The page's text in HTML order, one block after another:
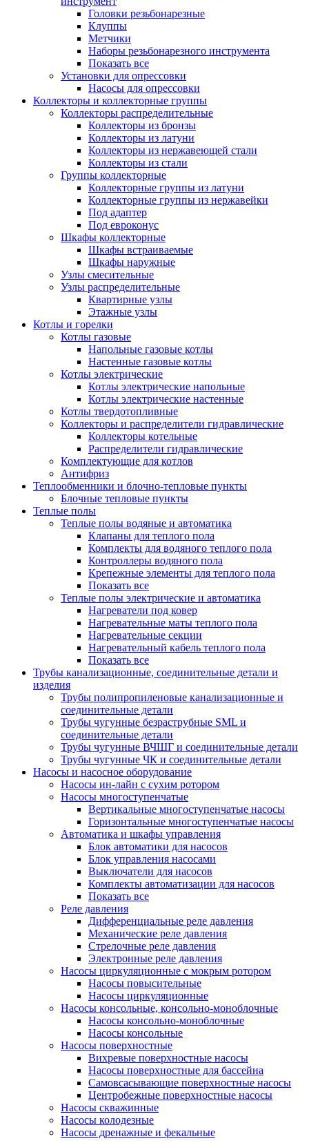
Головки резьбонарезные
Клуппы
Метчики
Наборы резьбонарезного инструмента
Показать все
Установки для опрессовки
Насосы для опрессовки
Коллекторы и коллекторные группы
Коллекторы распределительные
Коллекторы из бронзы
Коллекторы из латуни
Коллекторы из нержавеющей стали
Коллекторы из стали
Группы коллекторные
Коллекторные группы из латуни
Коллекторные группы из нержавейки
Под адаптер
Под евроконус
Шкафы коллекторные
Шкафы встраиваемые
Шкафы наружные
Узлы смесительные
Узлы распределительные
Квартирные узлы
Этажные узлы
Котлы и горелки
Котлы газовые
Напольные газовые котлы
Настенные газовые котлы
Котлы электрические
Котлы электрические напольные
Котлы электрические настенные
Котлы твердотопливные
Коллекторы и распределители гидравлические
Коллекторы котельные
Распределители гидравлические
Комплектующие для котлов
Антифриз
Теплообменники и блочно-тепловые пункты
Блочные тепловые пункты
Теплые полы
Теплые полы водяные и автоматика
Клапаны для теплого пола
Комплекты для водяного теплого пола
Контроллеры водяного пола
Крепежные элементы для теплого пола
Показать все
Теплые полы электрические и автоматика
Нагреватели под ковер
Нагревательные маты теплого пола
Нагревательные секции
Нагревательный кабель теплого пола
Показать все
Трубы канализационные, соединительные детали и
изделия
Трубы полипропиленовые канализационные и
соединительные детали
Трубы чугунные безраструбные SML и
соединительные детали
Трубы чугунные ВЧШГ и соединительные детали
Трубы чугунные ЧК и соединительные детали
Насосы и насосное оборудование
Насосы ин-лайн с сухим ротором
Насосы многоступенчатые
Вертикальные многоступенчатые насосы
Горизонтальные многоступенчатые насосы
Автоматика и шкафы управления
Блок автоматики для насосов
Блок управления насосами
Выключатели для насосов
Комплекты автоматизации для насосов
Показать все
Реле давления
Дифференциальные реле давления
Механические реле давления
Стрелочные реле давления
Электронные реле давления
Насосы циркуляционные с мокрым ротором
Насосы повысительные
Насосы циркуляционные
Насосы консольные, консольно-моноблочные
Насосы консольно-моноблочные
Насосы консольные
Насосы поверхностные
Вихревые поверхностные насосы
Насосы поверхностные для бассейна
Самовсасывающие поверхностные насосы
Центробежные поверхностные насосы
Насосы скважинные
Насосы колодезные
Насосы дренажные и фекальные